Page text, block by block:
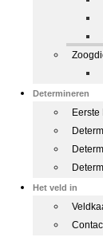
Determineren
Het veld in